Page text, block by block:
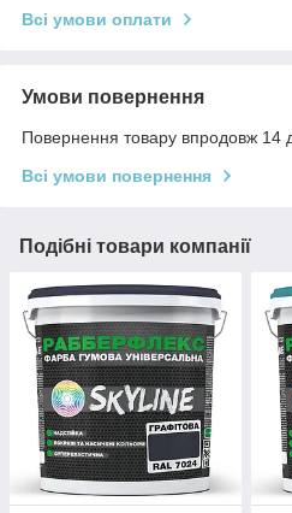
Всі умови оплати
Умови повернення
Повернення товару впродовж 14
Всі умови повернення
Подібні товари компанії